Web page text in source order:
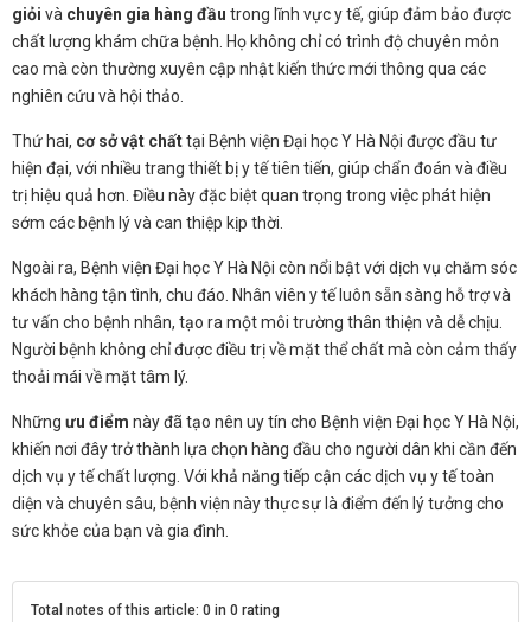
giỏi và chuyên gia hàng đầu trong lĩnh vực y tế, giúp đảm bảo được
chất lượng khám chữa bệnh. Họ không chỉ có trình độ chuyên môn
cao mà còn thường xuyên cập nhật kiến thức mới thông qua các
nghiên cứu và hội thảo.
Thứ hai, cơ sở vật chấttại Bệnh viện Đại học Y Hà Nội được đầu tư
hiện đại, với nhiều trang thiết bị y tế tiên tiến, giúp chẩn đoán và điều
trị hiệu quả hơn. Điều này đặc biệt quan trọng trong việc phát hiện
sớm các bệnh lý và can thiệp kịp thời.
Ngoài ra, Bệnh viện Đại học Y Hà Nội còn nổi bật với dịch vụ chăm sóc
khách hàng tận tình, chu đáo. Nhân viên y tế luôn sẵn sàng hỗ trợ và
tư vấn cho bệnh nhân, tạo ra một môi trường thân thiện và dễ chịu.
Người bệnh không chỉ được điều trị về mặt thể chất mà còn cảm thấy
thoải mái về mặt tâm lý.
Những ưu điểm này đã tạo nên uy tín cho Bệnh viện Đại học Y Hà Nội,
khiến nơi đây trở thành lựa chọn hàng đầu cho người dân khi cần đến
dịch vụ y tế chất lượng. Với khả năng tiếp cận các dịch vụ y tế toàn
diện và chuyên sâu, bệnh viện này thực sự là điểm đến lý tưởng cho
sức khỏe của bạn và gia đình.
Total notes of this article: 0 in 0 rating